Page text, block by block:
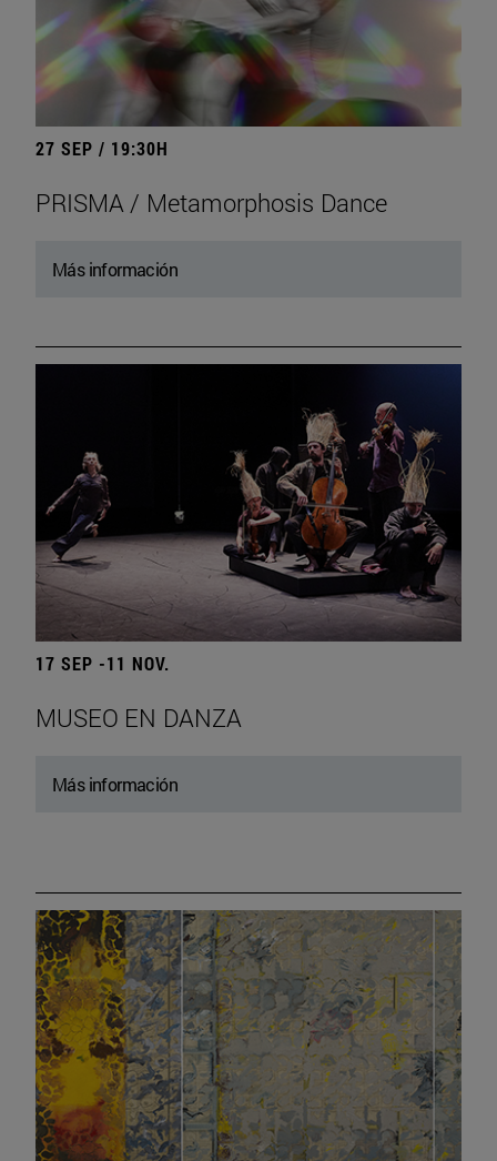
27 SEP / 19:30H
PRISMA / Metamorphosis Dance
Más información
17 SEP -11 NOV.
MUSEO EN DANZA
Más información